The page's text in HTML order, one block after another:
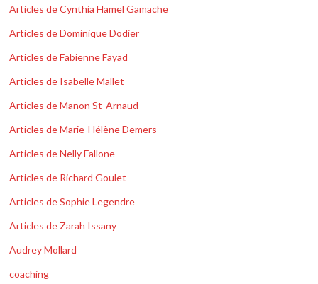
Articles de Cynthia Hamel Gamache
Articles de Dominique Dodier
Articles de Fabienne Fayad
Articles de Isabelle Mallet
Articles de Manon St-Arnaud
Articles de Marie-Hélène Demers
Articles de Nelly Fallone
Articles de Richard Goulet
Articles de Sophie Legendre
Articles de Zarah Issany
Audrey Mollard
coaching